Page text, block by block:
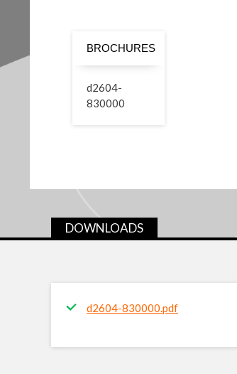
BROCHURES
d2604-
830000
DOWNLOADS
d2604-830000.pdf